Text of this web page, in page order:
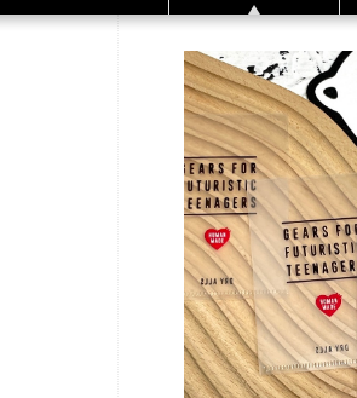
★ LINE 客服 ★ ★